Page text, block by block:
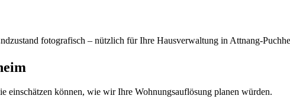
fotografisch – nützlich für Ihre Hausverwaltung in Attnang-
einschätzen können, wie wir Ihre Wohnungsauflösung planen würden.